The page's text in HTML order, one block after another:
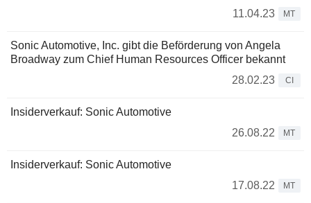
11.04.23
MT
Sonic Automotive, Inc. gibt die Beförderung von Angela
Broadway zum Chief Human Resources Officer bekannt
28.02.23
CI
Insiderverkauf: Sonic Automotive
26.08.22
MT
Insiderverkauf: Sonic Automotive
17.08.22
MT